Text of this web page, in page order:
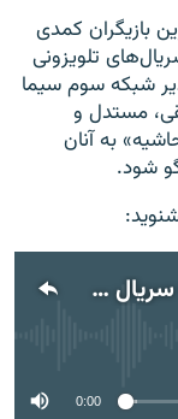
بازیگران کمدی
تلویزونی
شبکه سوم سیما
مستدل و
به آنان
شود.
گزارش آزاده اسدی از واکنش ها به سریال طنز و پرسروصدای «در حاشیه»
0:00